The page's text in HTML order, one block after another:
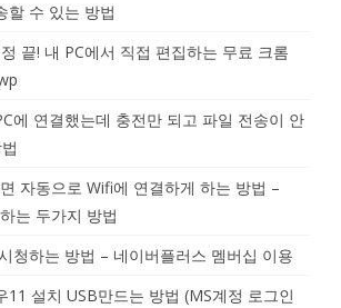
할 수 있는 방법
끝! 내 PC에서 직접 편집하는 무료 크롬
에 연결했는데 충전만 되고 파일 전송이 안
자동으로 Wifi에 연결하게 하는 방법 –
는 두가지 방법
청하는 방법 – 네이버플러스 멤버십 이용
11 설치 USB만드는 방법 (MS계정 로그인